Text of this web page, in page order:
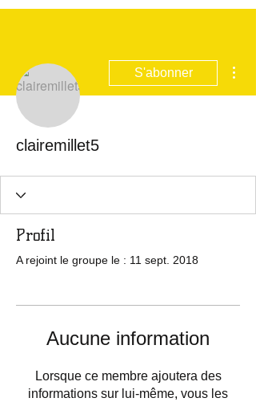
S'abonner
clairemillet5
Profil
A rejoint le groupe le : 11 sept. 2018
Aucune information
Lorsque ce membre ajoutera des
informations sur lui-même, vous les